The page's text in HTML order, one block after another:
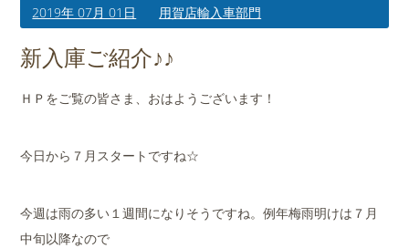
買取査定のご案内
会社概要
2019年 07月 01日 用賀店輸入車部門
新入庫ご紹介♪♪
ＨＰをご覧の皆さま、おはようございます！
今日から７月スタートですね☆
今週は雨の多い１週間になりそうですね。例年梅雨明けは７月
中旬以降なので